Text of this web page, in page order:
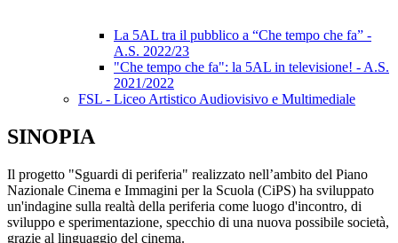
La 5AL tra il pubblico a “Che tempo che fa” -
A.S. 2022/23
"Che tempo che fa": la 5AL in televisione! - A.S.
2021/2022
FSL - Liceo Artistico Audiovisivo e Multimediale
SINOPIA
Il progetto "Sguardi di periferia" realizzato nell’ambito del Piano
Nazionale Cinema e Immagini per la Scuola (CiPS) ha sviluppato
un'indagine sulla realtà della periferia come luogo d'incontro, di
sviluppo e sperimentazione, specchio di una nuova possibile società,
grazie al linguaggio del cinema.